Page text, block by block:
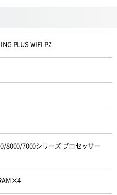
PLUS WIFI PZ
8000/7000シリーズ プロセッサー